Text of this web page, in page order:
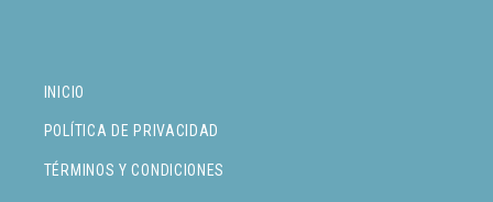
INICIO
POLÍTICA DE PRIVACIDAD
TÉRMINOS Y CONDICIONES